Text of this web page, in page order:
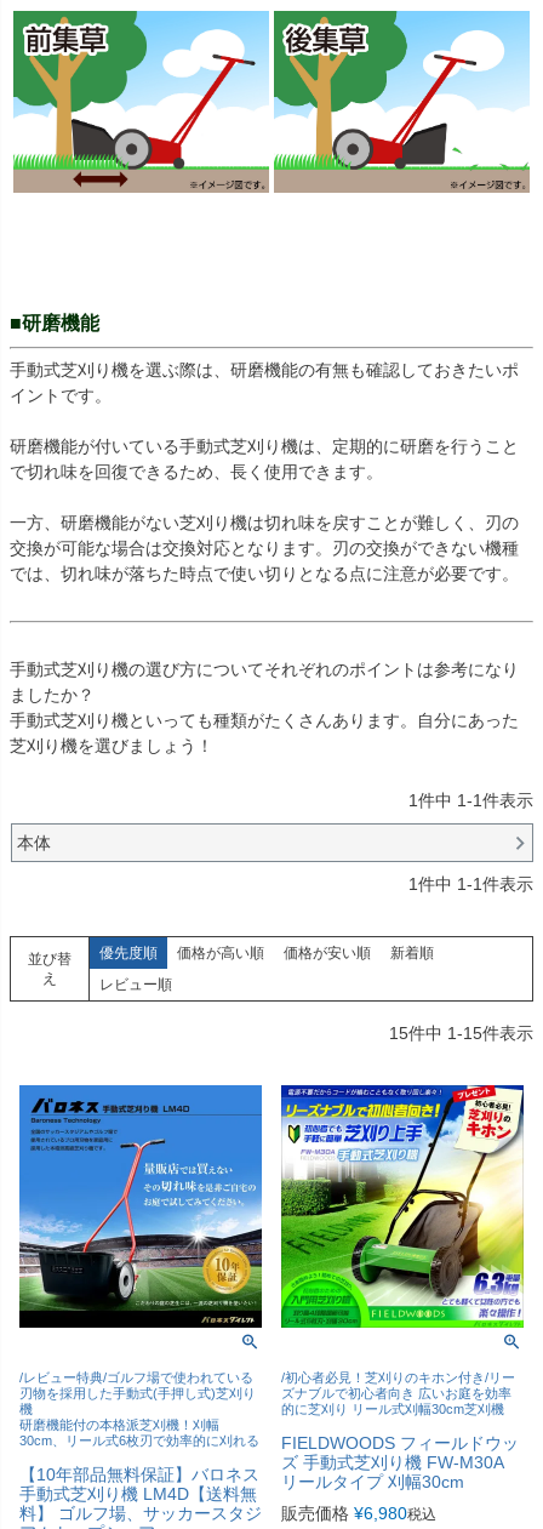
■研磨機能
手動式芝刈り機を選ぶ際は、研磨機能の有無も確認しておきたいポ
イントです。
研磨機能が付いている手動式芝刈り機は、定期的に研磨を行うこと
で切れ味を回復できるため、長く使用できます。
一方、研磨機能がない芝刈り機は切れ味を戻すことが難しく、刃の
交換が可能な場合は交換対応となります。刃の交換ができない機種
では、切れ味が落ちた時点で使い切りとなる点に注意が必要です。
手動式芝刈り機の選び方についてそれぞれのポイントは参考になり
ましたか？
手動式芝刈り機といっても種類がたくさんあります。自分にあった
芝刈り機を選びましょう！
1件中 1-1件表示
本体
1件中 1-1件表示
並び替
え
優先度順 価格が高い順 価格が安い順
新着順
レビュー順
15件中 1-15件表示
/レビュー特典/ゴルフ場で使われている
刃物を採用した手動式(手押し式)芝刈り
機
研磨機能付の本格派芝刈機！刈幅
30cm、リール式6枚刃で効率的に刈れる
【10年部品無料保証】バロネス
手動式芝刈り機 LM4D【送料無
料】 ゴルフ場、サッカースタジ
/初心者必見！芝刈りのキホン付き/リー
ズナブルで初心者向き 広いお庭を効率
的に芝刈り リール式刈幅30cm芝刈機
FIELDWOODS フィールドウッ
ズ 手動式芝刈り機 FW-M30A
リールタイプ 刈幅30cm
販売価格 ¥6,980税込